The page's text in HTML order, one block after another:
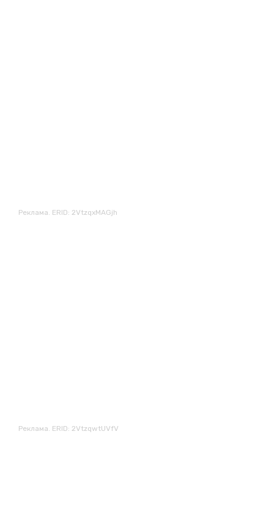
Реклама. ERID: 2VtzqxMAGjh
Реклама. ERID: 2VtzqwtUVfV